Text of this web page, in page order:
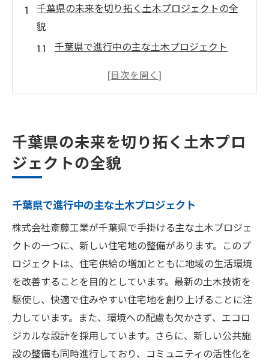
千葉県の未来を切り拓く土木プロジェクトの全
貌
千葉県で進行中の主な土木プロジェクト
地域社会へのインパクトと期待される成果
プ
地域住民との協働によるプロジェクト成功
環境を考慮した設計と施工
自然資源の保護と再利用
再生可能エネルギーの活用
省エネルギー技術の導入
持続可能性を支える土木工事の事例
地域経済への貢献と雇用創出
最新技術で進化する千葉県の土木インフラ
デジタル技術の活用と効率化
千葉県の未来を切り拓く土木プロ
ジェクトの全貌
千葉県で進行中の主な土木プロジェクト
株式会社斎藤工業が千葉県で手掛ける主な土木プロジェ
クトの一つに、新しい住宅地の整備があります。このプ
ロジェクトは、住宅供給の増加とともに地域の生活環境
を改善することを目的としています。最新の土木技術を
駆使し、快適で住みやすい住宅地を創り上げることに注
力しています。また、環境への配慮も欠かさず、エコロ
ジカルな設計を採用しています。さらに、新しい公共施
設の整備も同時進行しており、コミュニティの活性化を